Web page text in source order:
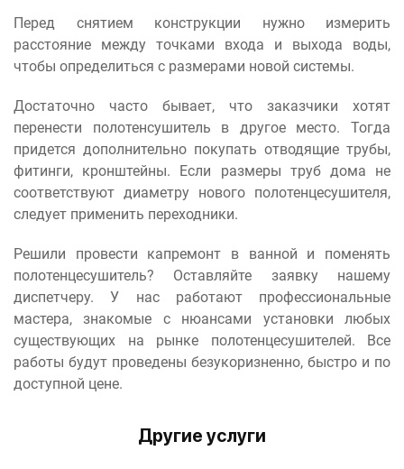
Перед снятием конструкции нужно измерить
расстояние между точками входа и выхода воды,
чтобы определиться с размерами новой системы.
Достаточно часто бывает, что заказчики хотят
перенести полотенсушитель в другое место. Тогда
придется дополнительно покупать отводящие трубы,
фитинги, кронштейны. Если размеры труб дома не
соответствуют диаметру нового полотенцесушителя,
следует применить переходники.
Решили провести капремонт в ванной и поменять
полотенцесушитель? Оставляйте заявку нашему
диспетчеру. У нас работают профессиональные
мастера, знакомые с нюансами установки любых
существующих на рынке полотенцесушителей. Все
работы будут проведены безукоризненно, быстро и по
доступной цене.
Другие услуги